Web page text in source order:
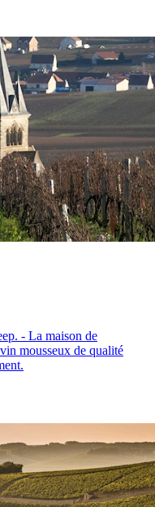
- La maison de
mousseux de qualité